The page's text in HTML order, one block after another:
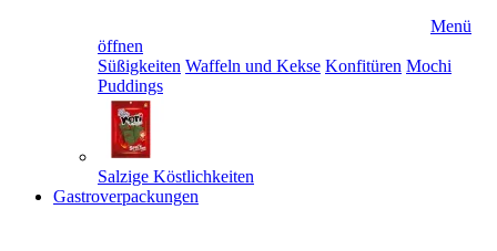
Menü
öffnen
Süßigkeiten Waffeln und Kekse Konfitüren Mochi
Puddings
Salzige Köstlichkeiten
Gastroverpackungen